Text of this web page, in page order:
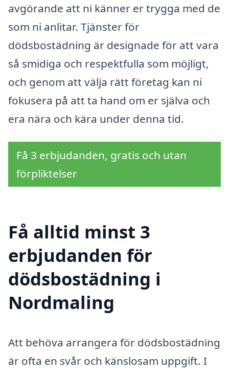
avgörande att ni känner er trygga med de
som ni anlitar. Tjänster för
dödsbostädning är designade för att vara
så smidiga och respektfulla som möjligt,
och genom att välja rätt företag kan ni
fokusera på att ta hand om er själva och
era nära och kära under denna tid.
Få 3 erbjudanden, gratis och utan
förpliktelser
Få alltid minst 3
erbjudanden för
dödsbostädning i
Nordmaling
Att behöva arrangera för dödsbostädning
är ofta en svår och känslosam uppgift. I